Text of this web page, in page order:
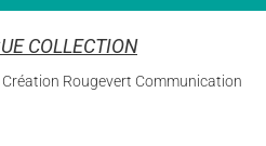
COLLECTION
Création Rougevert Communication